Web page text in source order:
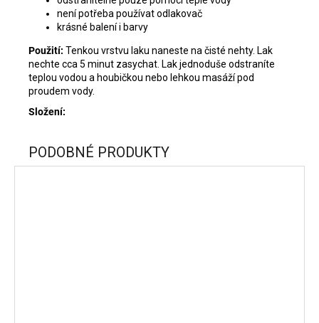
není potřeba používat odlakovač
krásné balení i barvy
Použití: Tenkou vrstvu laku naneste na čisté nehty. Lak
nechte cca 5 minut zasychat. Lak jednoduše odstraníte
teplou vodou a houbičkou nebo lehkou masáží pod
proudem vody.
Složení:
PODOBNÉ PRODUKTY